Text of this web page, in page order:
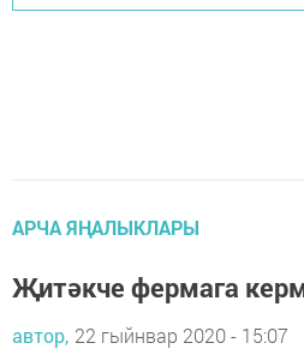
АРЧА ЯҢАЛЫКЛАРЫ
Җитәкче фермага
автор, 22 гыйнвар 2020 - 15:07